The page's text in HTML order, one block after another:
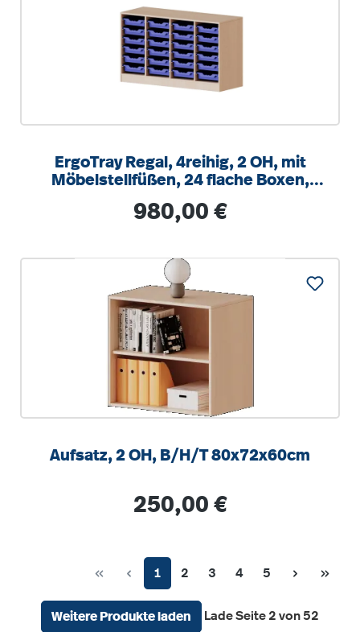
ErgoTray Regal, 4reihig, 2 OH, mit
Möbelstellfüßen, 24 flache Boxen,
Regulärer Preis:
980,00 €
Aufsatz, 2 OH, B/H/T 80x72x60cm
Regulärer Preis:
250,00 €
Seite
1 Seite
2 Seite
3 Seite
4 Seite
5
Weitere Produkte laden Lade Seite 2 von 52